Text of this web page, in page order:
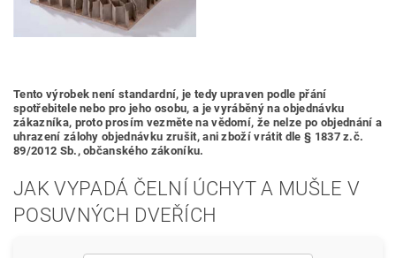
Tento výrobek není standardní, je tedy upraven podle přání
spotřebitele nebo pro jeho osobu, a je vyráběný na objednávku
zákazníka, proto prosím vezměte na vědomí, že nelze po objednání a
uhrazení zálohy objednávku zrušit, ani zboží vrátit dle § 1837 z.č.
89/2012 Sb., občanského zákoníku.
JAK VYPADÁ ČELNÍ ÚCHYT A MUŠLE V
POSUVNÝCH DVEŘÍCH